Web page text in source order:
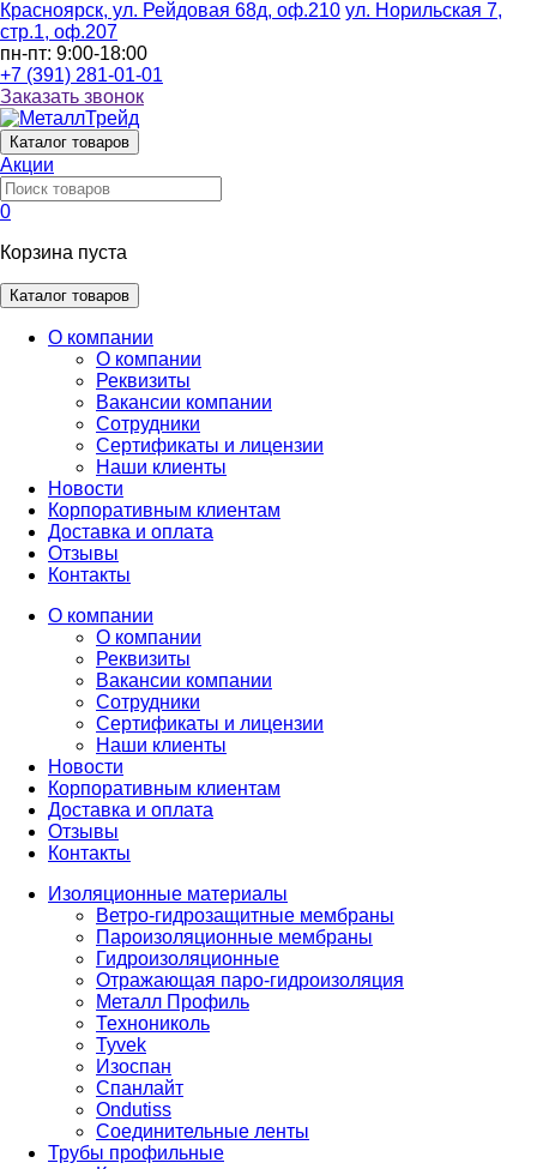
Красноярск, ул. Рейдовая 68д, оф.210 ул. Норильская 7,
стр.1, оф.207
пн-пт: 9:00-18:00
+7 (391) 281-01-01
Заказать звонок
Каталог товаров
Акции
0
Корзина пуста
Каталог товаров
О компании
О компании
Реквизиты
Вакансии компании
Сотрудники
Сертификаты и лицензии
Наши клиенты
Новости
Корпоративным клиентам
Доставка и оплата
Отзывы
Контакты
О компании
О компании
Реквизиты
Вакансии компании
Сотрудники
Сертификаты и лицензии
Наши клиенты
Новости
Корпоративным клиентам
Доставка и оплата
Отзывы
Контакты
Изоляционные материалы
Ветро-гидрозащитные мембраны
Пароизоляционные мембраны
Гидроизоляционные
Отражающая паро-гидроизоляция
Металл Профиль
Технониколь
Tyvek
Изоспан
Спанлайт
Ondutiss
Соединительные ленты
Трубы профильные